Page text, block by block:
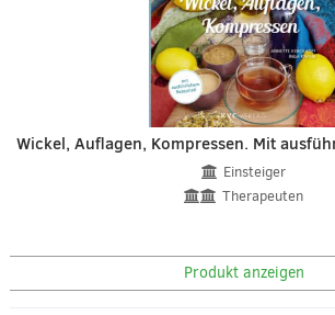
Wickel, Auflagen, Kompressen. Mit
Einsteiger
Therapeuten
Produkt anzeigen